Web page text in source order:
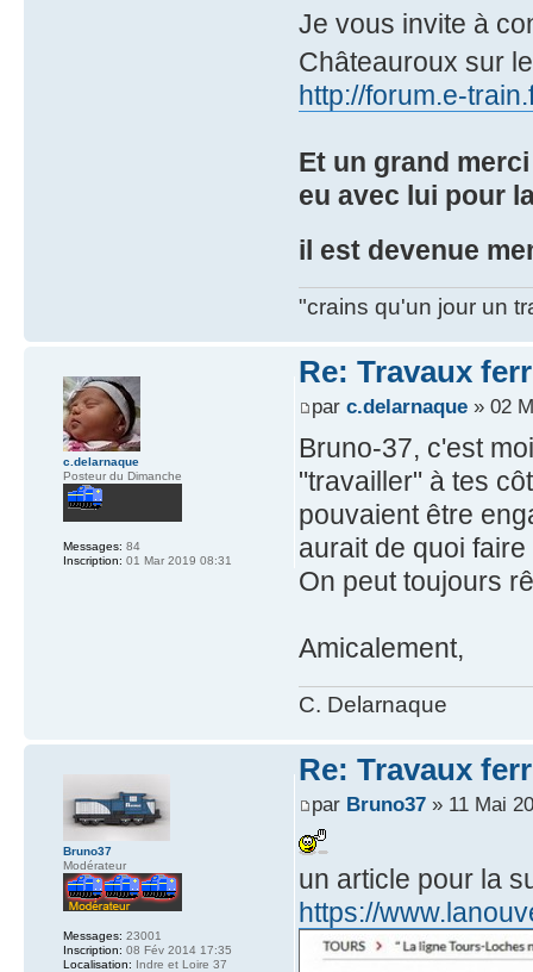
Je vous invite à
Châteauroux sur
http://forum.e-
Et un grand
eu avec lui pour
il est devenue
"crains qu'un jour un
Re: Travaux
par c.delarnaque» 02
Bruno-37, c'est
"travailler" à tes
pouvaient être
aurait de quoi
On peut toujours
Amicalement,
C. Delarnaque
c.delarnaque
Posteur du Dimanche
Messages: 84
Inscription: 01 Mar 2019 08:31
Re: Travaux
par Bruno37» 11 Mai
un article pour la
https://
Bruno37
Modérateur
Messages: 23001
Inscription: 08 Fév 2014 17:35
Localisation: Indre et Loire 37